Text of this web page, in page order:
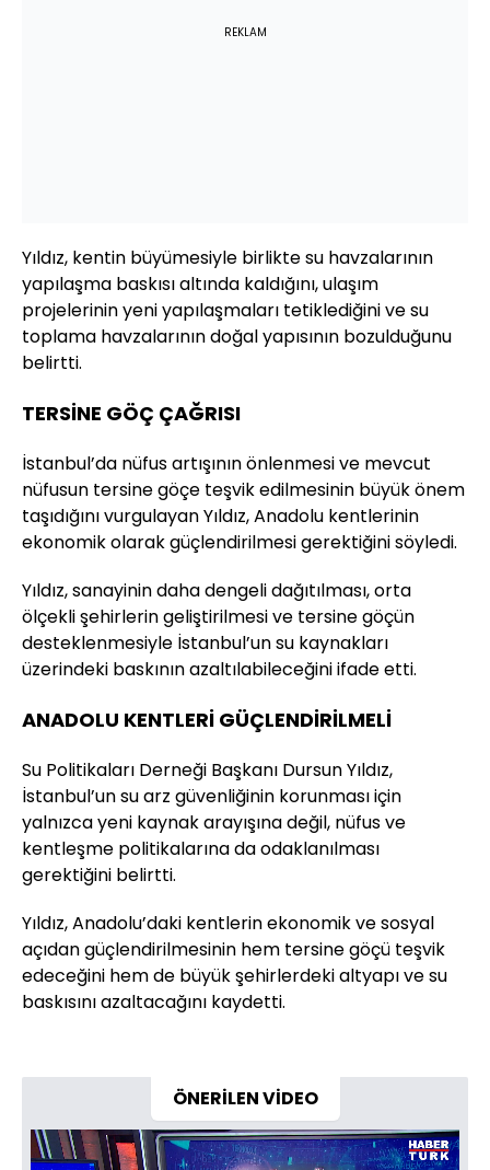
REKLAM
Yıldız, kentin büyümesiyle birlikte su havzalarının
yapılaşma baskısı altında kaldığını, ulaşım
projelerinin yeni yapılaşmaları tetiklediğini ve su
toplama havzalarının doğal yapısının bozulduğunu
belirtti.
TERSİNE GÖÇ ÇAĞRISI
İstanbul’da nüfus artışının önlenmesi ve mevcut
nüfusun tersine göçe teşvik edilmesinin büyük önem
taşıdığını vurgulayan Yıldız, Anadolu kentlerinin
ekonomik olarak güçlendirilmesi gerektiğini söyledi.
Yıldız, sanayinin daha dengeli dağıtılması, orta
ölçekli şehirlerin geliştirilmesi ve tersine göçün
desteklenmesiyle İstanbul’un su kaynakları
üzerindeki baskının azaltılabileceğini ifade etti.
ANADOLU KENTLERİ GÜÇLENDİRİLMELİ
Su Politikaları Derneği Başkanı Dursun Yıldız,
İstanbul’un su arz güvenliğinin korunması için
yalnızca yeni kaynak arayışına değil, nüfus ve
kentleşme politikalarına da odaklanılması
gerektiğini belirtti.
Yıldız, Anadolu’daki kentlerin ekonomik ve sosyal
açıdan güçlendirilmesinin hem tersine göçü teşvik
edeceğini hem de büyük şehirlerdeki altyapı ve su
baskısını azaltacağını kaydetti.
ÖNERİLEN VİDEO